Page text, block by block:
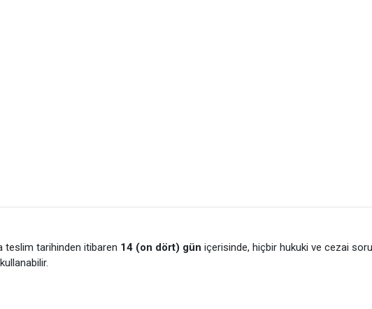
teslim tarihinden itibaren 14 (on dört) gün içerisinde, hiçbir hukuki ve cezai